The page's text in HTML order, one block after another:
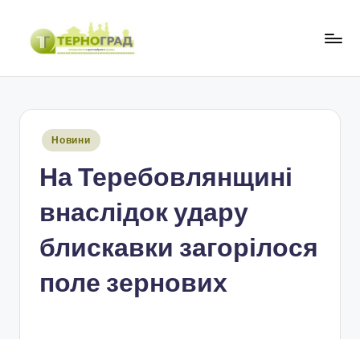
Перейти
Опубліковано
Новини
На Теребовлянщині
внаслідок удару
блискавки загорілося
поле зернових